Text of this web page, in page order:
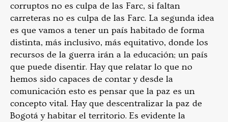
corruptos no es culpa de las Farc, si faltan
carreteras no es culpa de las Farc. La segunda idea
es que vamos a tener un país habitado de forma
distinta, más inclusivo, más equitativo, donde los
recursos de la guerra irán a la educación; un país
que puede disentir. Hay que relatar lo que no
hemos sido capaces de contar y desde la
comunicación esto es pensar que la paz es un
concepto vital. Hay que descentralizar la paz de
Bogotá y habitar el territorio. Es evidente la